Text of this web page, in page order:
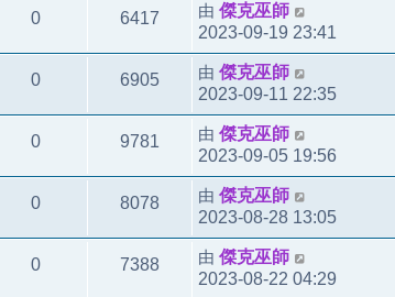
0 6417 由 傑克巫師
2023-09-19 23:41
0 6905 由 傑克巫師
2023-09-11 22:35
0 9781 由 傑克巫師
2023-09-05 19:56
0 8078 由 傑克巫師
2023-08-28 13:05
0 7388 由 傑克巫師
2023-08-22 04:29